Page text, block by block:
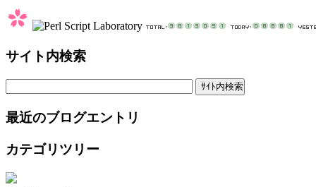
サイト内検索
最近のブログエントリ
カテゴリツリー